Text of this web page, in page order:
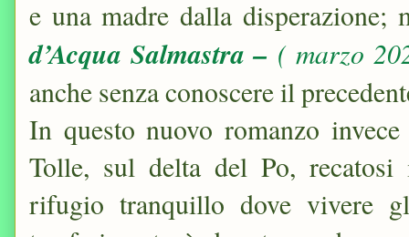
e una madre dalla
d’Acqua Salmastra – ( marzo
anche senza conoscere il
In questo nuovo romanzo
Tolle, sul delta del Po, recatosi
rifugio tranquillo dove vivere